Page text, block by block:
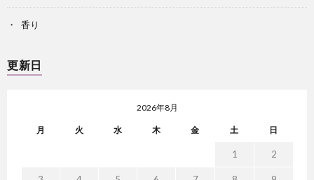
香り
更新日
2026年8月
月 火 水 木 金 土 日
1 2